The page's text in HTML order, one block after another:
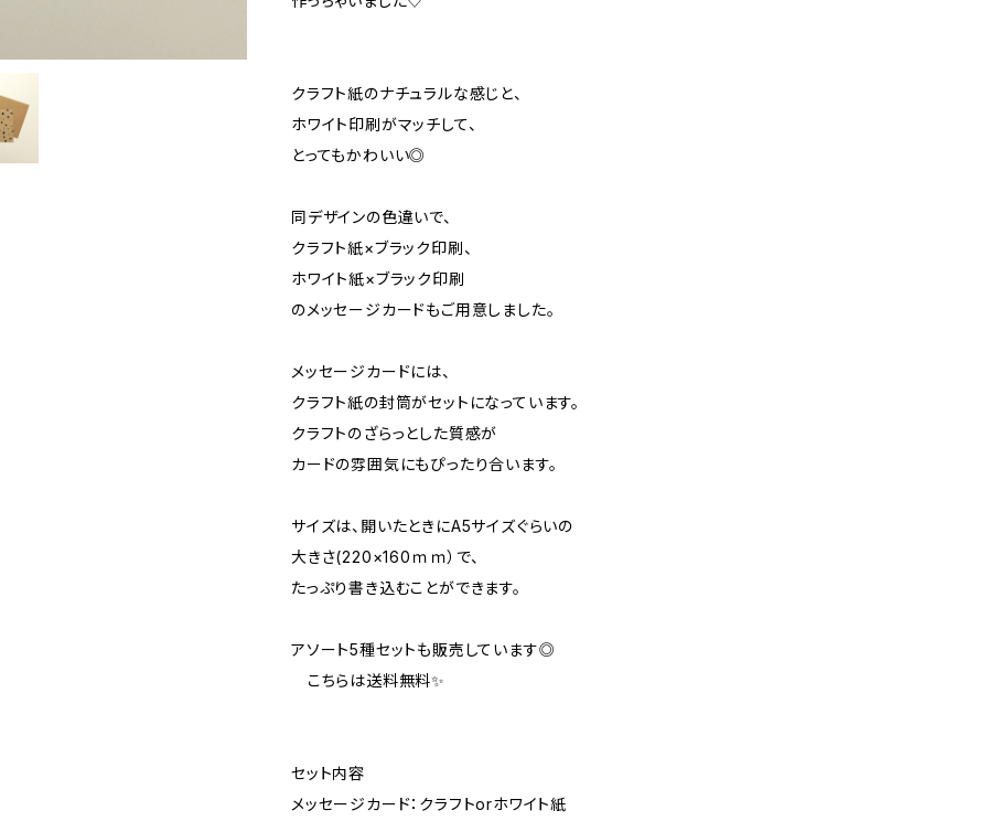
クラフト紙のナチュラルな感じと、
ホワイト印刷がマッチして、
とってもかわいい◎
同デザインの色違いで、
クラフト紙×ブラック印刷、
ホワイト紙×ブラック印刷
のメッセージカードもご用意しました。
メッセージカードには、
クラフト紙の封筒がセットになっています。
クラフトのざらっとした質感が
カードの雰囲気にもぴったり合います。
サイズは、開いたときにA5サイズぐらいの
大きさ(220×160ｍｍ）で、
たっぷり書き込むことができます。
アソート5種セットも販売しています◎
こちらは送料無料✨
セット内容
メッセージカード：クラフトorホワイト紙